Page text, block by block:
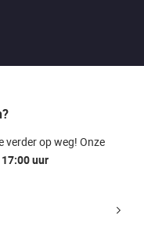
verder op weg! Onze
uur